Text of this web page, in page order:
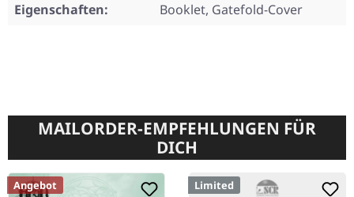
Eigenschaften:
Booklet, Gatefold-Cover
MAILORDER-EMPFEHLUNGEN FÜR
DICH
Angebot Limited